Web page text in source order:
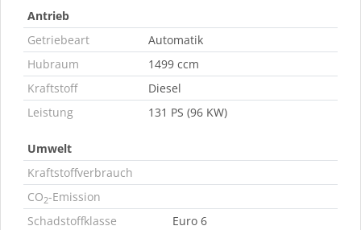
Antrieb
Getriebeart
Automatik
Hubraum
1499 ccm
Kraftstoff
Diesel
Leistung
131 PS (96 KW)
Umwelt
Kraftstoffverbrauch
CO2-Emission
Schadstoffklasse
Euro 6